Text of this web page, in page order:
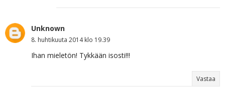
Unknown
8. huhtikuuta 2014 klo 19.39
Ihan mieletön! Tykkään isosti!!!
Vastaa